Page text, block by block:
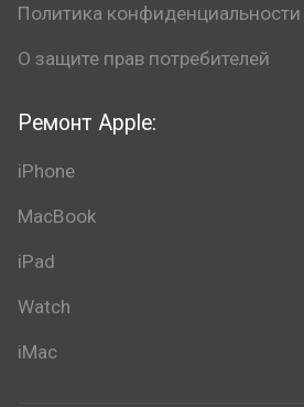
Ремонт Apple:
iPhone
MacBook
iPad
Watch
iMac
Политика конфиденциальности
О защите прав потребителей